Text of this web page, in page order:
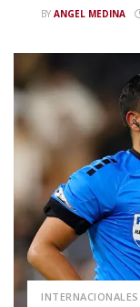
BY ANGEL MEDINA
INTERNACIONALES